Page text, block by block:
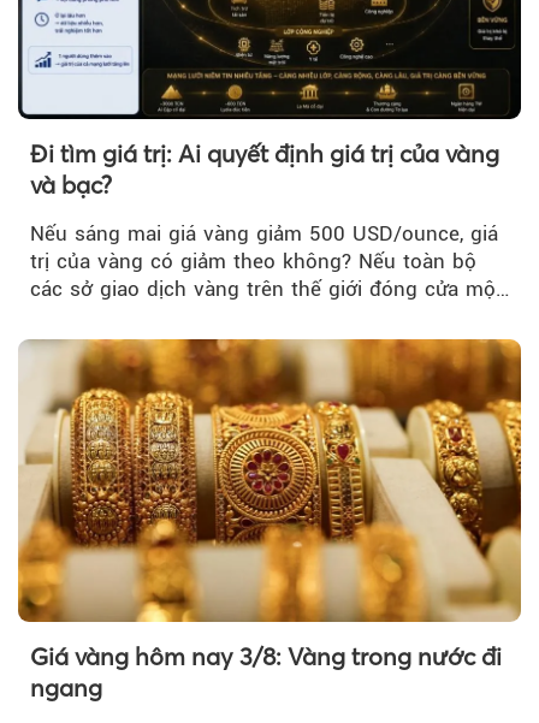
Đi tìm giá trị: Ai quyết định giá trị của vàng
và bạc?
Nếu sáng mai giá vàng giảm 500 USD/ounce, giá
trị của vàng có giảm theo không? Nếu toàn bộ
các sở giao dịch vàng trên thế giới đóng cửa một
Giá vàng hôm nay 3/8: Vàng trong nước đi
ngang